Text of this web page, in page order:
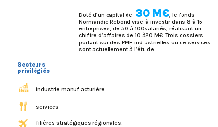
Doté d’un capital de 30 M€, le fonds
Normandie Rebond vise à investir dans 8 à 15
entreprises, de 50 à 100salariés, réalisant un
chiffre d’affaires de 10 à20 M€. Trois dossiers
portant sur des PME ind ustrielles ou de services
sont actuellement à l’étu de.
Secteurs
privilégiés
industrie manuf acturière
services
filières stratégiques régionales.